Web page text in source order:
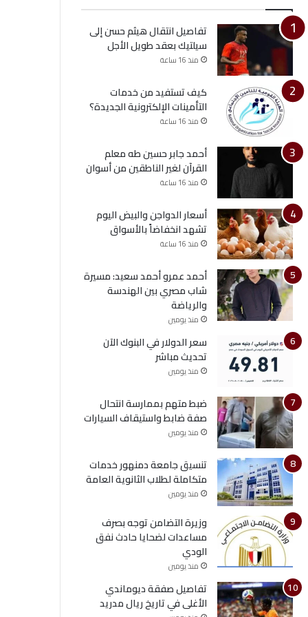
تفاصيل انتقال هيثم حسن إلى
سيلتيك بعقد طويل الأجل
منذ 16 ساعة
كيف تستفيد من خدمات
التأمينات الإلكترونية الجديدة؟
منذ 16 ساعة
أحمد جابر حسين طه معلم
القرآن لغير الناطقين من أسوان
منذ 16 ساعة
أسعار الدواجن والبيض اليوم
تشهد انخفاضاً بالأسواق
منذ 16 ساعة
أحمد عمرو أحمد سعيد: مسيرة
شاب مصري بين الهندسة
والرياضة
منذ يومين
سعر الدولار في البنوك الآن
تحديث مباشر
منذ يومين
ضبط متهم بممارسة انتحال
صفة ضابط واستيقاف السيارات
منذ يومين
تنسيق جامعة دمنهور خدمات
متكاملة لطلاب الثانوية العامة
منذ يومين
وزيرة التضامن توجه بصرف
مساعدات لضحايا حادث نفق
الودي
منذ يومين
تفاصيل صفقة ديوماندي
الأغلى في تاريخ ريال مدريد